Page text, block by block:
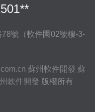
號（軟件園02號樓-3-
蘇州軟件開發 蘇
軟件開發 版權所有